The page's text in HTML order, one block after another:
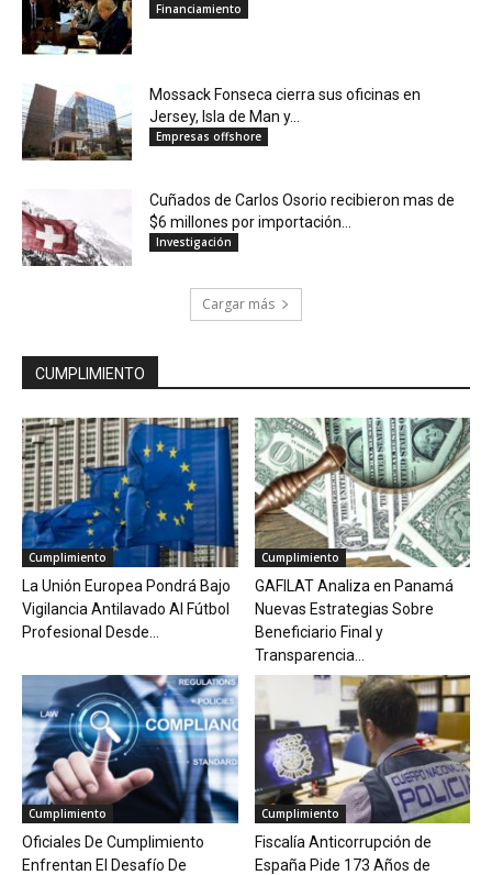
Financiamiento
Mossack Fonseca cierra sus oficinas en
Jersey, Isla de Man y...
Empresas offshore
Cuñados de Carlos Osorio recibieron mas de
$6 millones por importación...
Investigación
Cargar más
CUMPLIMIENTO
Cumplimiento
La Unión Europea Pondrá Bajo
Vigilancia Antilavado Al Fútbol
Profesional Desde...
Cumplimiento
GAFILAT Analiza en Panamá
Nuevas Estrategias Sobre
Beneficiario Final y
Transparencia...
Cumplimiento
Oficiales De Cumplimiento
Enfrentan El Desafío De
Cumplimiento
Fiscalía Anticorrupción de
España Pide 173 Años de